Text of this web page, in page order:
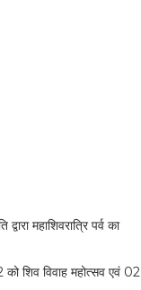
महाशिवरात्रि पर्व का
शिव विवाह महोत्सव एवं 02